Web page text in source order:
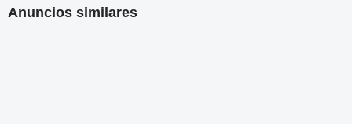
Anuncios similares